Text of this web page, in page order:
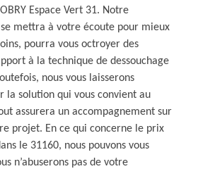
Espace Vert 31. Notre
mettra à votre écoute pour mieux
pourra vous octroyer des
à la technique de dessouchage
nous vous laisserons
la solution qui vous convient au
assurera un accompagnement sur
projet. En ce qui concerne le prix
le 31160, nous pouvons vous
n’abuserons pas de votre